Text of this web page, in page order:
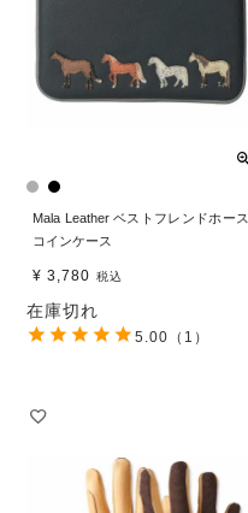
Mala Leather ベストフレンドホース
コインケース
¥ 3,780 税込
在庫切れ
5.00 （1）